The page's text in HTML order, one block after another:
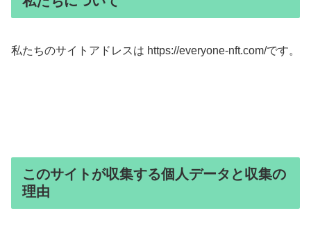
私たちのサイトアドレスは https://everyone-nft.com/です。
このサイトが収集する個人データと収集の
理由